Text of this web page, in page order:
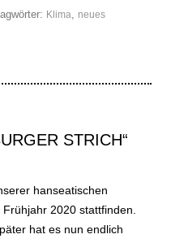
Klima
neues
STRICH“
hanseatischen
2020 stattfinden.
hat es nun endlich